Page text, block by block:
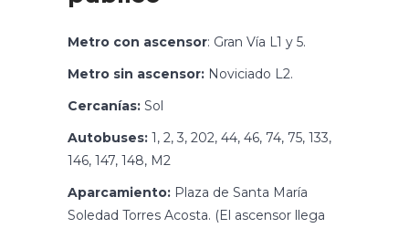
Metro con ascensor: Gran Vía L1 y 5.
Metro sin ascensor: Noviciado L2.
Cercanías: Sol
Autobuses: 1, 2, 3, 202, 44, 46, 74, 75, 133,
146, 147, 148, M2
Aparcamiento: Plaza de Santa María
Soledad Torres Acosta. (El ascensor llega